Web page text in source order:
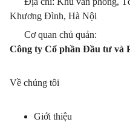
Khương Đình, Hà Nội
Cơ quan chủ quản:
Công ty Cổ phần Đầu tư và
Về chúng tôi
Giới thiệu